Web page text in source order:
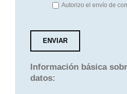
Autorizo el envío de
Información básica
datos: